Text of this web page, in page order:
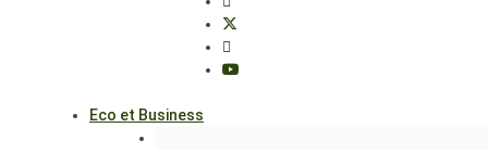
Eco et Business